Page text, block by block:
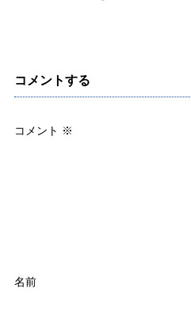
コメントする
コメント ※
名前